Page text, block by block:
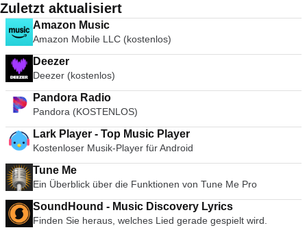
Zuletzt aktualisiert
Amazon Music
Amazon Mobile LLC (kostenlos)
Deezer
Deezer (kostenlos)
Pandora Radio
Pandora (KOSTENLOS)
Lark Player - Top Music Player
Kostenloser Musik-Player für Android
Tune Me
Ein Überblick über die Funktionen von Tune Me Pro
SoundHound - Music Discovery Lyrics
Finden Sie heraus, welches Lied gerade gespielt wird.